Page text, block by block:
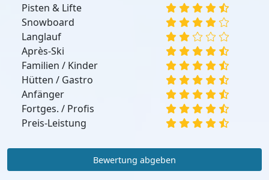
Pisten & Lifte
Snowboard
Langlauf
Après-Ski
Familien / Kinder
Hütten / Gastro
Anfänger
Fortges. / Profis
Preis-Leistung
Bewertung abgeben